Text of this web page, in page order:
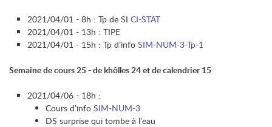
2021/04/01 - 8h : Tp de SI CI-STAT
2021/04/01 - 13h : TIPE
2021/04/01 - 15h : Tp d’info SIM-NUM-3-Tp-1
Semaine de cours 25 - de khôlles 24 et de calendrier 15
2021/04/06 - 18h :
Cours d’info SIM-NUM-3
DS surprise qui tombe à l’eau